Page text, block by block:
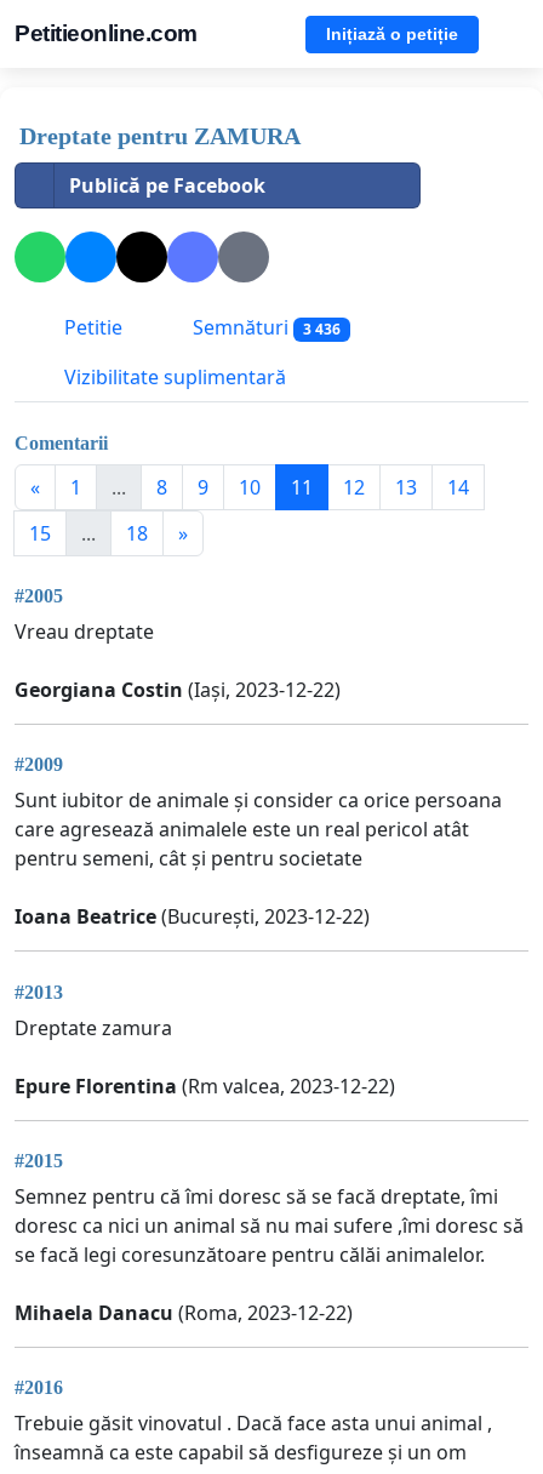
Petitieonline.com Inițiază o petiție
Dreptate pentru ZAMURA
Publică pe Facebook
Petitie Semnături 3 436
Vizibilitate suplimentară
Comentarii
« 1 ... 8 9 10 11 12 13
14
15
... 18 »
#2005
Vreau dreptate
Georgiana Costin (Iași, 2023-12-22)
#2009
Sunt iubitor de animale și consider ca orice persoana
care agresează animalele este un real pericol atât
pentru semeni, cât și pentru societate
Ioana Beatrice(București, 2023-12-22)
#2013
Dreptate zamura
Epure Florentina (Rm valcea, 2023-12-22)
#2015
Semnez pentru că îmi doresc să se facă dreptate, îmi
doresc ca nici un animal să nu mai sufere ,îmi doresc să
se facă legi coresunzătoare pentru călăi animalelor.
Mihaela Danacu (Roma, 2023-12-22)
#2016
Trebuie găsit vinovatul . Dacă face asta unui animal ,
înseamnă ca este capabil să desfigureze și un om